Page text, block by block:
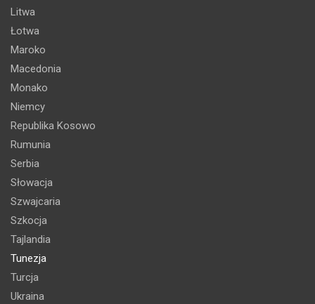
Litwa
Łotwa
Maroko
Macedonia
Monako
Niemcy
Republika Kosowo
Rumunia
Serbia
Słowacja
Szwajcaria
Szkocja
Tajlandia
Tunezja
Turcja
Ukraina